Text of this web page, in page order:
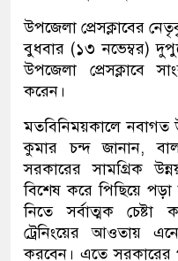
উপজেলা প্রেসক্লাবের
বুধবার (১৩ নভেম্বর)
উপজেলা প্রেসক্লাবে
করেন।
মতবিনিময়কালে নবাগত
কুমার চন্দ জানান,
সরকারের সামগ্রিক
বিশেষ করে পিছিয়ে পড়া
নিতে সর্বাত্মক
ট্রেনিংয়ের আওতায়
করবেন। এতে সরকারের